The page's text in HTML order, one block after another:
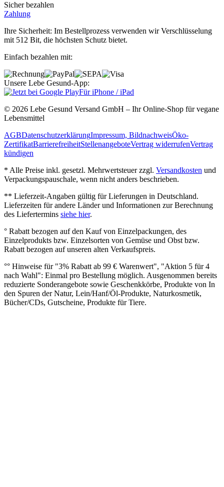
Sicher bezahlen
Zahlung
Ihre Sicherheit: Im Bestellprozess verwenden wir Verschlüsselung
mit 512 Bit, die höchsten Schutz bietet.
Einfach bezahlen mit:
Unsere Lebe Gesund-App:
Für iPhone / iPad
© 2026 Lebe Gesund Versand GmbH – Ihr Online‐Shop für vegane
Lebensmittel
AGBDatenschutzerklärungImpressum, BildnachweisÖko‐
ZertifikatBarrierefreiheitStellenangeboteVertrag widerrufenVertrag
kündigen
* Alle Preise inkl. gesetzl. Mehrwertsteuer zzgl. Versandkosten und
Verpackungspauschale, wenn nicht anders beschrieben.
** Lieferzeit‐Angaben gültig für Lieferungen in Deutschland.
Lieferzeiten für andere Länder und Informationen zur Berechnung
des Liefertermins siehe hier.
° Rabatt bezogen auf den Kauf von Einzelpackungen, des
Einzelprodukts bzw. Einzelsorten von Gemüse und Obst bzw.
Rabatt bezogen auf unseren alten Verkaufspreis.
°° Hinweise für "3% Rabatt ab 99 € Warenwert", "Aktion 5 für 4
nach Wahl": Einmal pro Bestellung möglich. Ausgenommen bereits
reduzierte Sonderangebote sowie Geschenkkörbe, Produkte von In
den Spuren der Natur, Lein/Hanf/Öl-Produkte, Naturkosmetik,
Bücher/CDs, Gutscheine, Produkte für Tiere.